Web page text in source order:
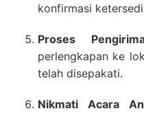
konfirmasi
Proses
perlengkapan ke
telah disepakati.
Nikmati Acara